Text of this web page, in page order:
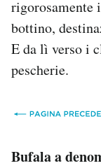
rigorosamente
bottino,
E da lì verso i
pescherie.
Bufala a